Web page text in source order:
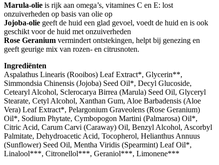
Marula-olie is rijk aan omega’s, vitamines C en E: lost
onzuiverheden op basis van olie op
Jojoba-olie geeft de huid een glad gevoel, voedt de huid en is ook
geschikt voor de huid met onzuiverheden
Rose Geranium vermindert ontstekingen, helpt bij genezing en
geeft geurige mix van rozen- en citrusnoten.
Ingrediënten
Aspalathus Linearis (Rooibos) Leaf Extract*, Glycerin**,
Simmondsia Chinensis (Jojoba) Seed Oil*, Decyl Glucoside,
Cetearyl Alcohol, Sclerocarya Birrea (Marula) Seed Oil, Glyceryl
Stearate, Cetyl Alcohol, Xanthan Gum, Aloe Barbadensis (Aloe
Vera) Leaf Extract*, Pelargonium Graveolens (Rose Geranium)
Oil*, Sodium Phytate, Cymbopogon Martini (Palmarosa) Oil*,
Citric Acid, Carum Carvi (Caraway) Oil, Benzyl Alcohol, Ascorbyl
Palmitate, Dehydroacetic Acid, Tocopherol, Helianthus Annuus
(Sunflower) Seed Oil, Mentha Viridis (Spearmint) Leaf Oil*,
Linalool***, Citronellol***, Geraniol***, Limonene***